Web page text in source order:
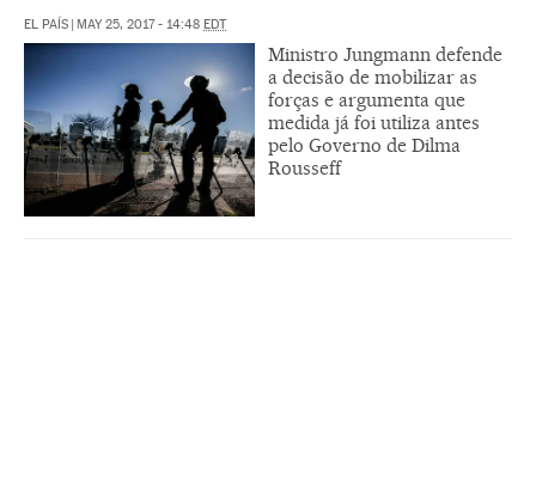
EL PAÍS | MAY 25, 2017 - 14:48 EDT
Ministro Jungmann defende
a decisão de mobilizar as
forças e argumenta que
medida já foi utiliza antes
pelo Governo de Dilma
Rousseff